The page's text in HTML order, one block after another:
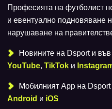
Професията на футболист
и евентуално подновяване
нарушаване на
Новините на Dsport и във
YouTube, TikTok и
Мобилният Аpp на Dsport
Android и iOS